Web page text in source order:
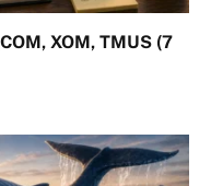
XOM, TMUS (7